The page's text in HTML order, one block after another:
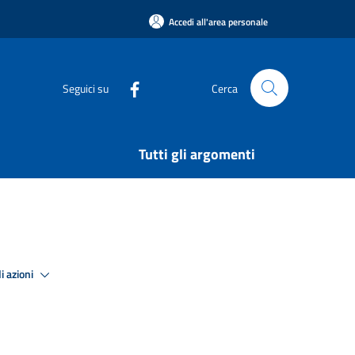
Accedi all'area personale
Seguici su Cerca
Tutti gli argomenti
azioni